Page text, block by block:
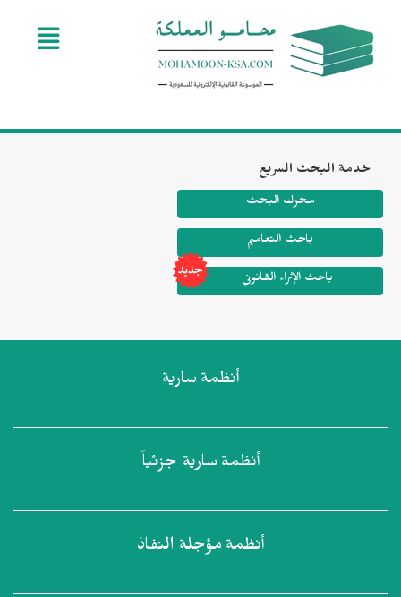
Toggle navigation
البحث السريع
محرك البحث
باحث التعاميم
باحث الإثراء القانوني
سارية
سارية جزئياً
مؤجلة النفاذ